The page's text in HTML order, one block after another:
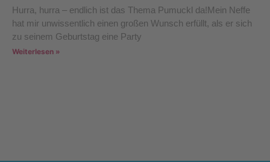
Hurra, hurra – endlich ist das Thema Pumuckl da!Mein Neffe
hat mir unwissentlich einen großen Wunsch erfüllt, als er sich
zu seinem Geburtstag eine Party
Weiterlesen »